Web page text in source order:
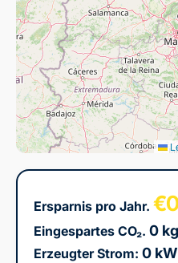
Ersparnis pro Jahr.
Eingespartes CO₂. 0 kg
Erzeugter Strom: 0